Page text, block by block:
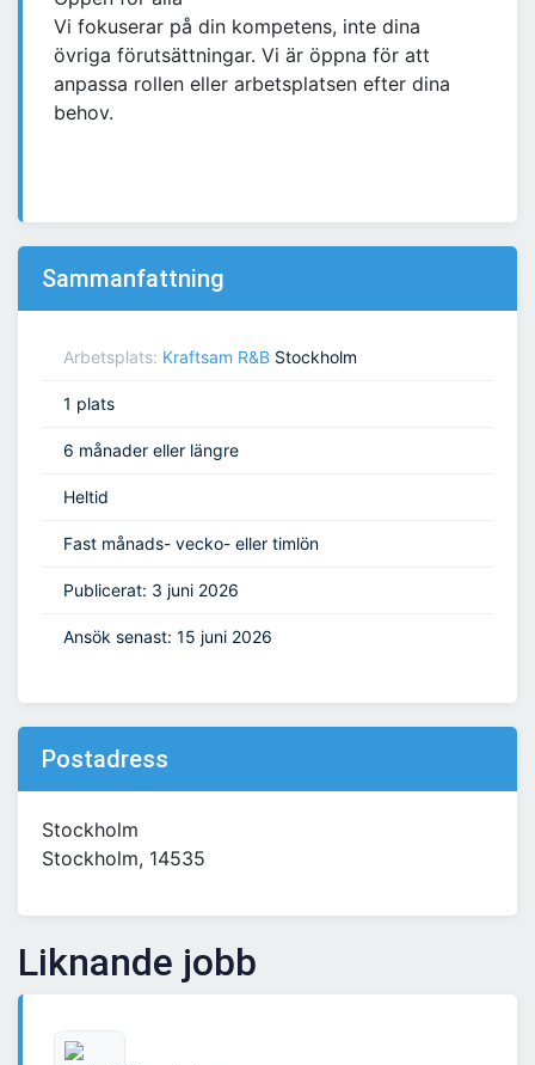
Vi fokuserar på din kompetens, inte dina
övriga förutsättningar. Vi är öppna för att
anpassa rollen eller arbetsplatsen efter dina
behov.
Sammanfattning
Arbetsplats: Kraftsam R&B Stockholm
1 plats
6 månader eller längre
Heltid
Fast månads- vecko- eller timlön
Publicerat: 3 juni 2026
Ansök senast: 15 juni 2026
Postadress
Stockholm
Stockholm, 14535
Liknande jobb